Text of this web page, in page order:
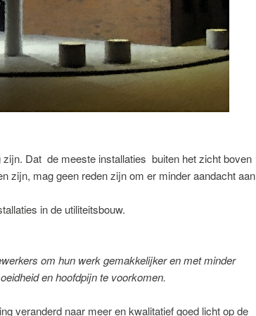
Dat de meeste installaties buiten het zicht boven
zijn, mag geen reden zijn om er minder aandacht aan
in de utiliteitsbouw.
om hun werk gemakkelijker en met minder
en hoofdpijn te voorkomen.
veranderd naar meer en kwalitatief goed licht op de